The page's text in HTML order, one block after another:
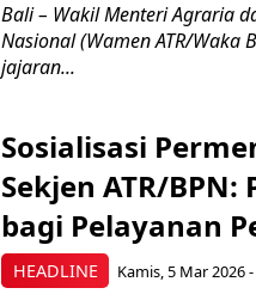
Bali – Wakil Menteri Agraria
Nasional (Wamen ATR/Waka
jajaran...
HEADLINE
Sosialisasi
Sekjen ATR/
bagi Pelayanan
Kamis, 5 Mar 2026